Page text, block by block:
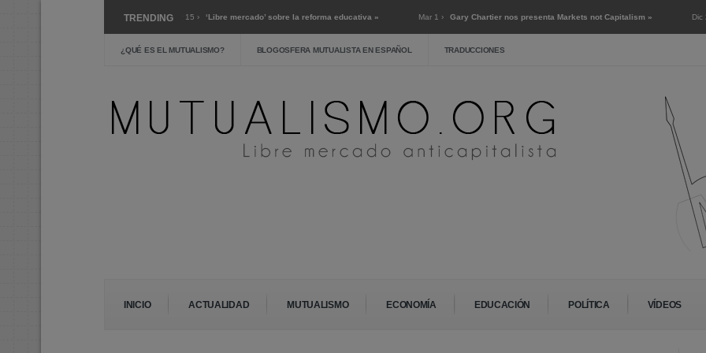
TRENDING
Mar 15 › ‘Libre mercado’ sobre la reforma educativa » Mar 1 › Gary Chartier nos presenta Markets not Capitalism »
¿QUÉ ES EL MUTUALISMO? BLOGOSFERA MUTUALISTA EN ESPAÑOL TRADUCCIONES
INICIO ACTUALIDAD MUTUALISMO ECONOMÍA EDUCACIÓN POLÍTICA VÍDEOS